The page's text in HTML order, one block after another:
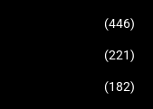
(446)
(221)
(182)